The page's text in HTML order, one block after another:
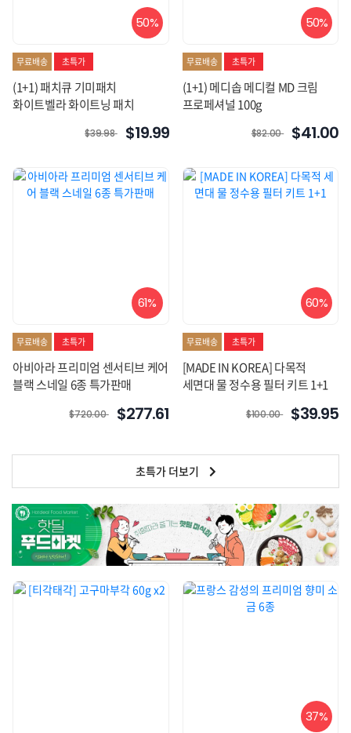
50%
무료배송 초특가
(1+1) 패치큐 기미패치
화이트벨라 화이트닝 패치
$39.98 $19.99
50%
무료배송 초특가
(1+1) 메디솝 메디컬 MD 크림
프로페셔널 100g
$82.00 $41.00
61%
무료배송 초특가
아비아라 프리미엄 센서티브 케어
블랙 스네일 6종 특가판매
$720.00 $277.61
60%
무료배송 초특가
[MADE IN KOREA] 다목적
세면대 물 정수용 필터 키트 1+1
$100.00 $39.95
초특가 더보기
37%